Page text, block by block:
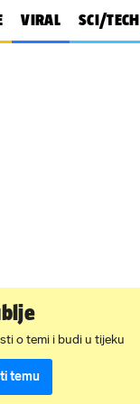
VIRAL SCI/TECH
o temi i budi u tijeku
temu